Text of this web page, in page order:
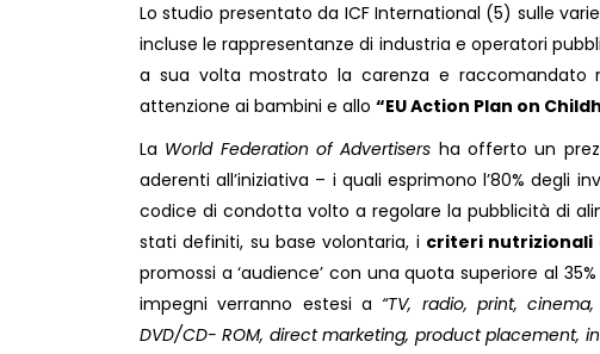
Lo studio presentato da ICF International (5) sulle
incluse le rappresentanze di industria e operatori
a sua volta mostrato la carenza e raccomandato
attenzione ai bambini e allo “EU Action Plan on
La World Federation of Advertisers ha offerto un
aderenti all’iniziativa – i quali esprimono l’80%
codice di condotta volto a regolare la pubblicità di
stati definiti, su base volontaria, i criteri nutrizionali
promossi a ‘audience’ con una quota superiore al
impegni verranno estesi a“TV, radio, print,
DVD/CD- ROM, direct marketing, product placement,